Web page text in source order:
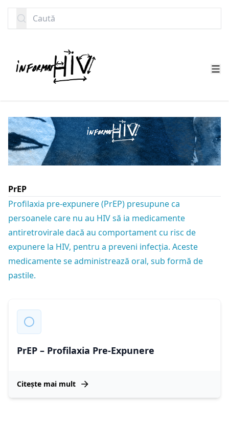
Caută
PrEP
Profilaxia pre-expunere (PrEP) presupune ca
persoanele care nu au HIV să ia medicamente
antiretrovirale dacă au comportament cu risc de
expunere la HIV, pentru a preveni infecția. Aceste
medicamente se administrează oral, sub formă de
pastile.
PrEP – Profilaxia Pre-Expunere
Citește mai mult